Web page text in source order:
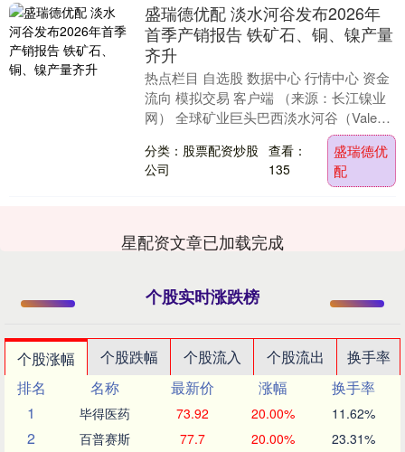
盛瑞德优配 淡水河谷发布2026年
首季产销报告 铁矿石、铜、镍产量
齐升
热点栏目 自选股 数据中心 行情中心 资金
流向 模拟交易 客户端 （来源：长江镍业
网） 全球矿业巨头巴西淡水河谷（Vale）
于4月17日发布了2026年第一季度....
分类：股票配资炒股
公司
查看：
135
盛瑞德优
配
星配资文章已加载完成
个股实时涨跌榜
个股涨幅 个股跌幅 个股流入 个股流出
换手率
排名
名称 最新价 涨幅
换手率
1
毕得医药 73.92 20.00% 11.62%
2 百普赛斯 77.7 20.00% 23.31%